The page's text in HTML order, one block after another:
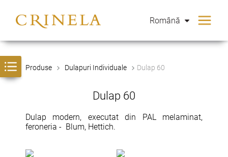
Română
Produse Dulapuri Individuale Dulap 60
Dulap 60
Dulap modern, executat din PAL melaminat,
feroneria - Blum, Hettich.